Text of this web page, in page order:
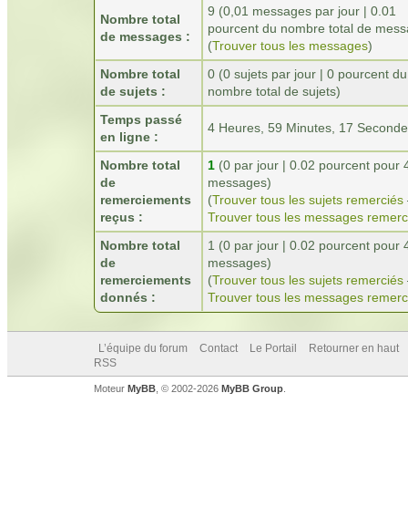
Nombre total
de messages :
9 (0,01 messages par jour | 0.01
pourcent du nombre total de
(Trouver tous les messages)
Nombre total
de sujets :
0 (0 sujets par jour | 0 pourcent du
nombre total de sujets)
Temps passé
en ligne :
4 Heures, 59 Minutes, 17
Nombre total
de
remerciements
reçus :
1 (0 par jour | 0.02 pourcent pour
messages)
(Trouver tous les sujets remerciés
Trouver tous les messages
Nombre total
de
remerciements
donnés :
1 (0 par jour | 0.02 pourcent pour
messages)
(Trouver tous les sujets remerciés
Trouver tous les messages
L’équipe du forum Contact Le Portail
Retourner en haut
RSS
Moteur MyBB , © 2002-2026 MyBB Group